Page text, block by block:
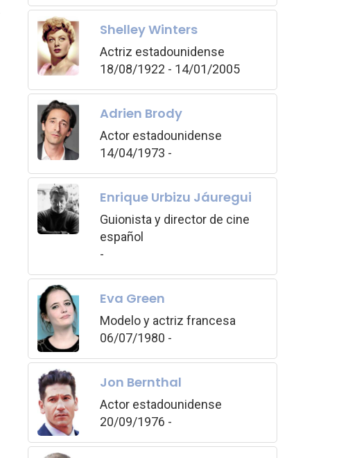
Shelley Winters
Actriz estadounidense
18/08/1922 - 14/01/2005
Adrien Brody
Actor estadounidense
14/04/1973 -
Enrique Urbizu Jáuregui
Guionista y director de cine
español
-
Eva Green
Modelo y actriz francesa
06/07/1980 -
Jon Bernthal
Actor estadounidense
20/09/1976 -